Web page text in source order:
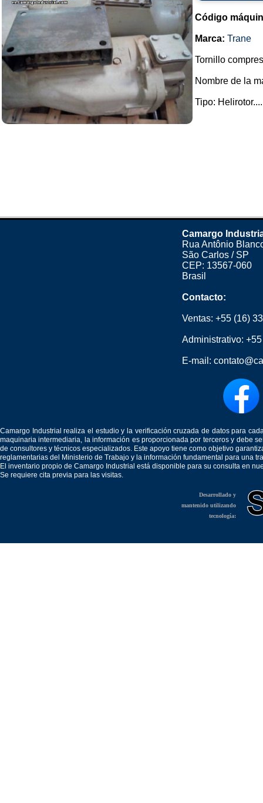
Código
Marca: Trane
Tornillo
Nombre de la
Tipo: Helirotor....
Camargo
Rua Antônio
São Carlos / SP
CEP: 13567-060
Brasil
Contacto:
Ventas: +55 (16)
Administrativo:
E-mail:
Camargo Industrial realiza el estudio y la verificación cruzada de datos para
maquinaria intermediaria, la información es proporcionada por terceros y debe
de consultores y técnicos especializados. Este apoyo tiene como objetivo
reglamentarias del Ministerio de Trabajo y la información fundamental para una
El inventario propio de Camargo Industrial está disponible para su consulta en
Se requiere cita previa para las visitas.
Desarrollado y
mantenido utilizando
tecnología: